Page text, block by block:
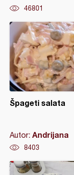
46801
Špageti salata
Autor: Andrijana
8403